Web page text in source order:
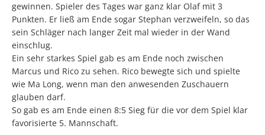
gewinnen. Spieler des Tages war ganz klar Olaf mit 3
Punkten. Er ließ am Ende sogar Stephan verzweifeln, so das
sein Schläger nach langer Zeit mal wieder in der Wand
einschlug.
Ein sehr starkes Spiel gab es am Ende noch zwischen
Marcus und Rico zu sehen. Rico bewegte sich und spielte
wie Ma Long, wenn man den anwesenden Zuschauern
glauben darf.
So gab es am Ende einen 8:5 Sieg für die vor dem Spiel klar
favorisierte 5. Mannschaft.